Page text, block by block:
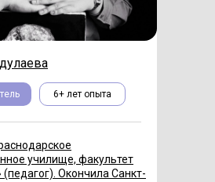
6+ лет опыта
училище, факультет
Окончила Санкт-